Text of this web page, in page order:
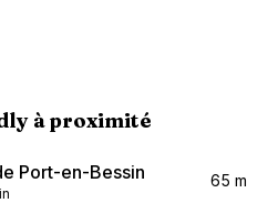
à proximité
Port-en-Bessin 65 m